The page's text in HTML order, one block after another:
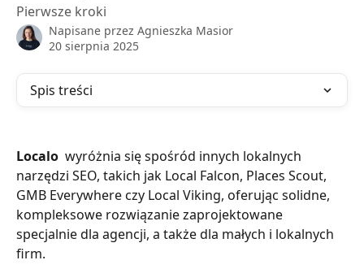
Pierwsze kroki
Napisane przez Agnieszka Masior
20 sierpnia 2025
Spis treści
Localo
  wyróżnia się spośród innych lokalnych
narzędzi SEO, takich jak Local Falcon, Places Scout,
GMB Everywhere czy Local Viking, oferując solidne,
kompleksowe rozwiązanie zaprojektowane
specjalnie dla agencji, a także dla małych i lokalnych
firm.